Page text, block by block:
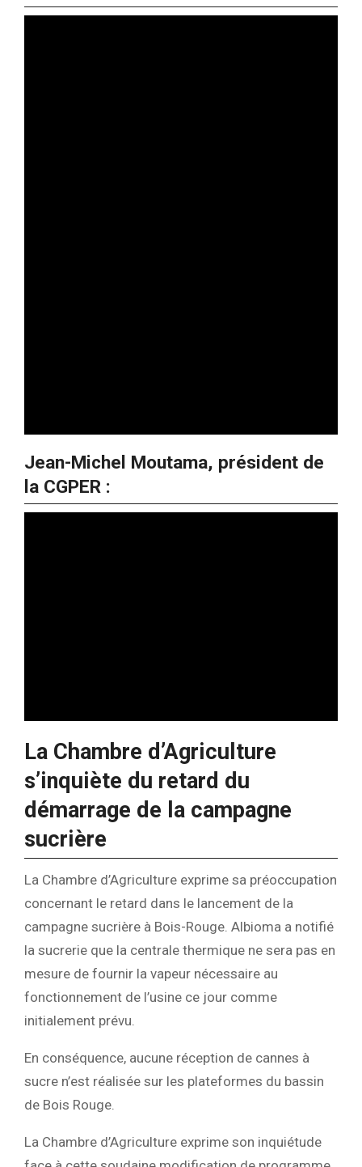
Jean-Michel Moutama, président de
la CGPER :
La Chambre d’Agriculture
s’inquiète du retard du
démarrage de la campagne
sucrière
La Chambre d’Agriculture exprime sa préoccupation
concernant le retard dans le lancement de la
campagne sucrière à Bois-Rouge. Albioma a notifié
la sucrerie que la centrale thermique ne sera pas en
mesure de fournir la vapeur nécessaire au
fonctionnement de l’usine ce jour comme
initialement prévu.
En conséquence, aucune réception de cannes à
sucre n’est réalisée sur les plateformes du bassin
de Bois Rouge.
La Chambre d’Agriculture exprime son inquiétude